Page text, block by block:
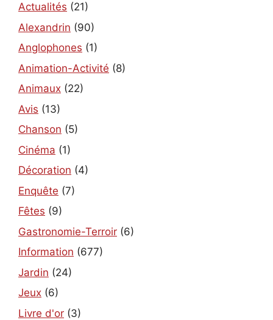
Actualités (21)
Alexandrin (90)
Anglophones (1)
Animation-Activité (8)
Animaux (22)
Avis (13)
Chanson (5)
Cinéma (1)
Décoration (4)
Enquête (7)
Fêtes (9)
Gastronomie-Terroir (6)
Information (677)
Jardin (24)
Jeux (6)
Livre d'or (3)